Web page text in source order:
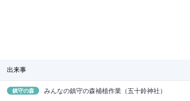
出来事
鎮守の森 みんなの鎮守の森補植作業（五十鈴神社）